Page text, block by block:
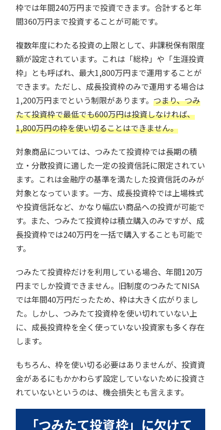
枠では年間240万円まで投資できます。合計すると年
間360万円まで投資することが可能です。
複数年度にわたる投資の上限として、非課税保有限度
額が設定されています。これは「総枠」や「生涯投資
枠」とも呼ばれ、最大1,800万円まで運用することが
できます。ただし、成長投資枠のみで運用する場合は
1,200万円までという制限があります。 つまり、つみ
たて投資枠で最低でも600万円は投資しなければ、
1,800万円の枠を使い切ることはできません。
対象商品については、つみたて投資枠では長期の積
立・分散投資に適した一定の投資信託に限定されてい
ます。これは金融庁の基準を満たした投資信託のみが
対象となっています。一方、成長投資枠では上場株式
や投資信託など、かなり幅広い商品への投資が可能で
す。また、つみたて投資枠は積立購入のみですが、成
長投資枠では240万円を一括で購入することも可能で
す。
つみたて投資枠だけを利用している場合、年間120万
円までしか投資できません。旧制度のつみたてNISA
では年間40万円だったため、枠は大きく広がりまし
た。しかし、つみたて投資枠を使い切れていない上
に、成長投資枠を全く使っていない投資家も多く存在
します。
もちろん、枠を使い切る必要はありませんが、投資資
金があるにもかかわらず設定していないために投資さ
れていないというのは、機会損失とも言えます。
「つみたて投資枠」に欠けて